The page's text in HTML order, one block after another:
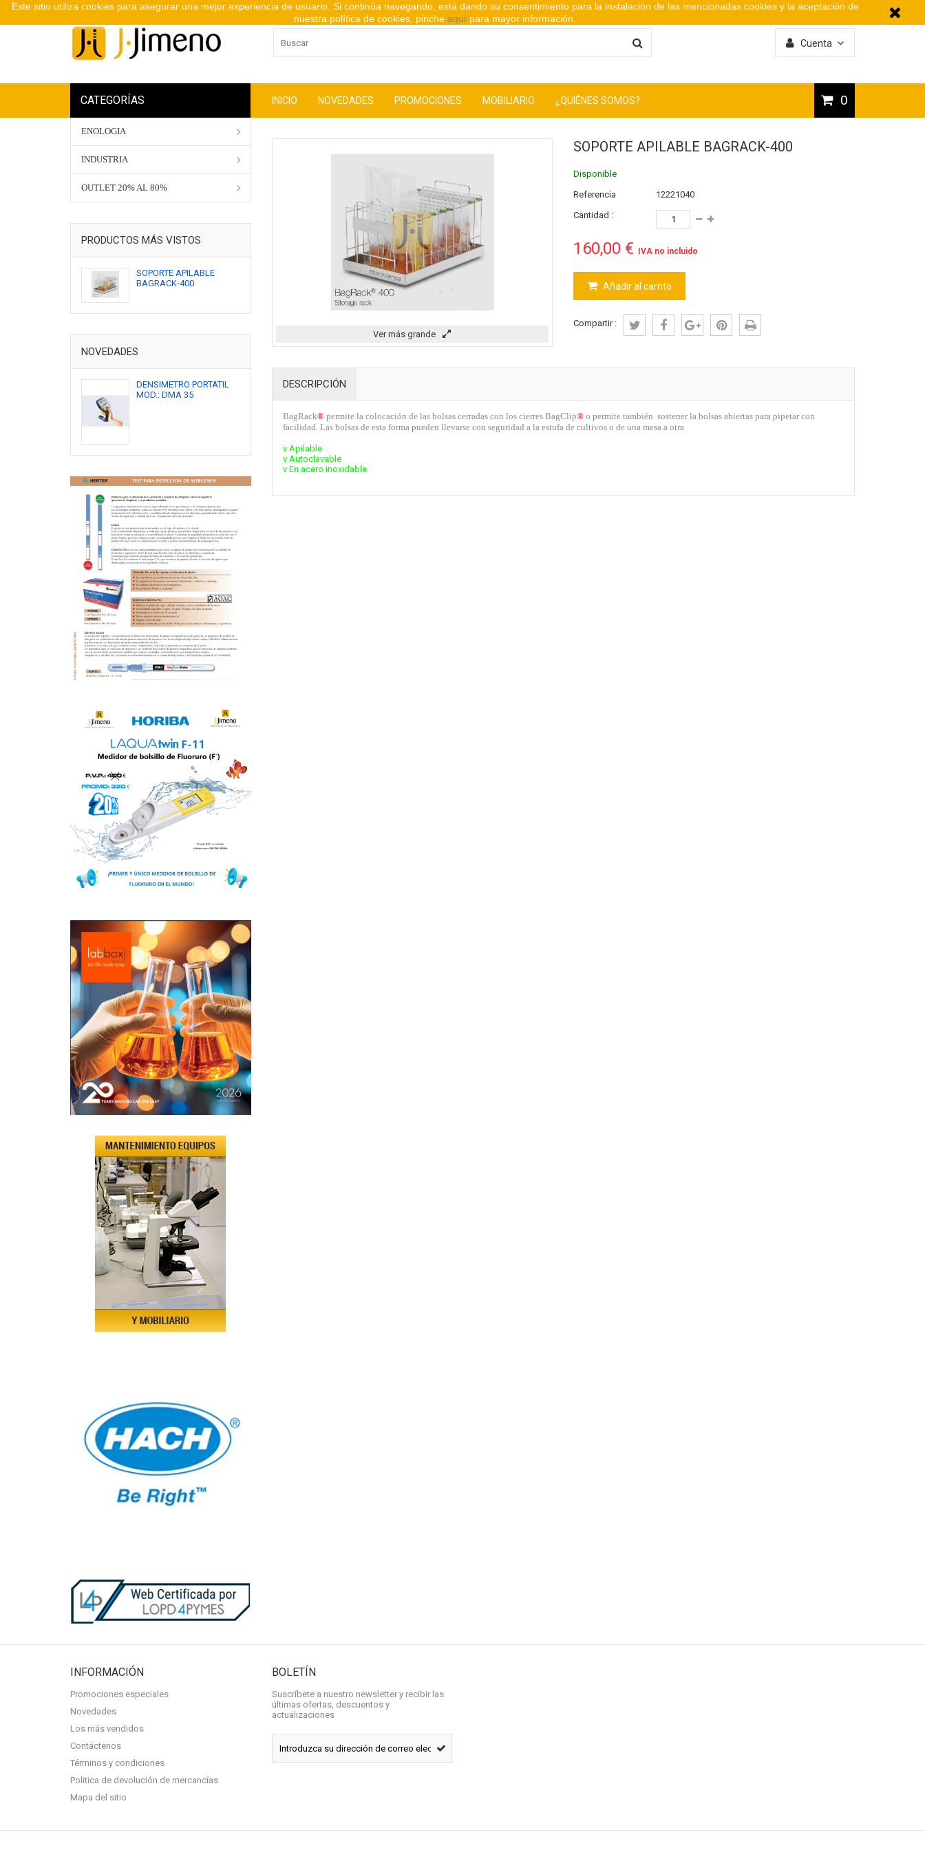
Cuenta
0
INICIO NOVEDADES PROMOCIONES MOBILIARIO ¿QUIÉNES SOMOS?
CATEGORÍAS
ENOLOGIA
INDUSTRIA
OUTLET 20% AL 80%
PRODUCTOS MÁS VISTOS
SOPORTE APILABLE
BAGRACK-400
NOVEDADES
DENSIMETRO PORTATIL
MOD.: DMA 35
Ver más grande
SOPORTE APILABLE BAGRACK-400
Disponible
Referencia
12221040
Cantidad :
160,00 € IVA no incluido
Añadir al carrito
Compartir :
DESCRIPCIÓN
BagRack®permite la colocación de las bolsas cerradas con los cierres BagClip®o permite también sostener la bolsas abiertas para pipetar con
facilidad. Las bolsas de esta forma pueden llevarse con seguridad a la estufa de cultivos o de una mesa a otra
v Apilable
v Autoclavable
v En acero inoxidable
INFORMACIÓN
Promociones especiales
Novedades
Los más vendidos
Contáctenos
Términos y condiciones
Politica de devolución de mercancías
Mapa del sitio
BOLETÍN
Suscríbete a nuestro newsletter y recibir las
últimas ofertas, descuentos y
actualizaciones
Este sitio utiliza cookies para asegurar una mejor experiencia de usuario. Si continúa navegando, está dando su consentimiento para la instalación de las mencionadas cookies y la aceptación de
nuestra política de cookies, pinche aquí para mayor información.